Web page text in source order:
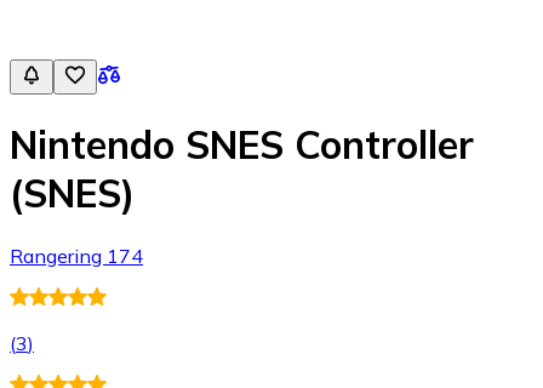
Nintendo SNES Controller
(SNES)
Rangering 174
(3)